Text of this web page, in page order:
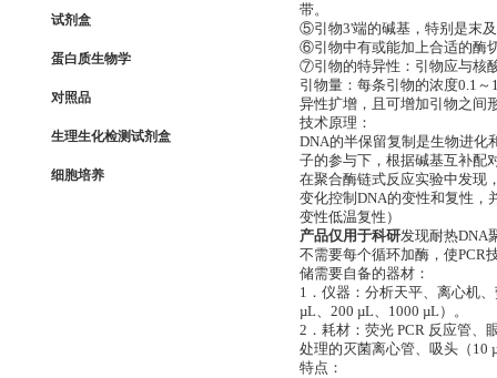
试剂盒
蛋白质生物学
对照品
生理生化检测试剂盒
细胞培养
带。
⑤引物3'端的碱基，特别是末
⑥引物中有或能加上合适的酶
⑦引物的特异性：引物应与核
引物量：每条引物的浓度0.1
异性扩增，且可增加引物之间
技术原理：
DNA的半保留复制是生物进化
子的参与下，根据碱基互补配
在聚合酶链式反应实验中发现
变化控制DNA的变性和复性，
变性低温复性）
产品仅用于科研发现耐热DNA
不需要每个循环加酶，使PCR
储需要自备的器材：
1．仪器：分析天平、离心机
µL、200 µL、1000 µL）。
2．耗材：荧光 PCR 反应管、
处理的灭菌离心管、吸头（10
特点：